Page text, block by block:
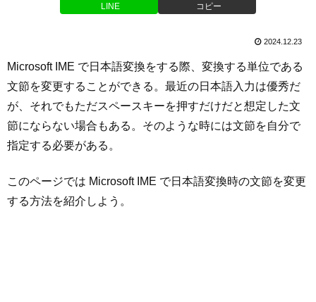
LINE コピー
2024.12.23
Microsoft IME で日本語変換をする際、変換する単位である
文節を変更することができる。最近の日本語入力は優秀だ
が、それでもただスペースキーを押すだけだと想定した文
節にならない場合もある。そのような時には文節を自分で
指定する必要がある。
このページでは Microsoft IME で日本語変換時の文節を変更
する方法を紹介しよう。